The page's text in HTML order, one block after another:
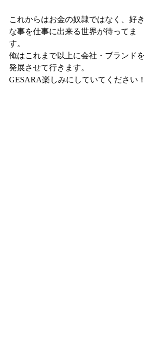
これからはお金の奴隷ではなく、好き
な事を仕事に出来る世界が待ってま
す。
俺はこれまで以上に会社・ブランドを
発展させて行きます。
GESARA楽しみにしていてください！